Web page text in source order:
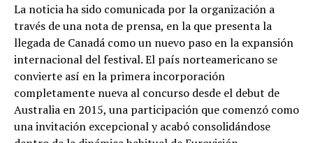
La noticia ha sido comunicada por la organización a
través de una nota de prensa, en la que presenta la
llegada de Canadá como un nuevo paso en la expansión
internacional del festival. El país norteamericano se
convierte así en la primera incorporación
completamente nueva al concurso desde el debut de
Australia en 2015, una participación que comenzó como
una invitación excepcional y acabó consolidándose